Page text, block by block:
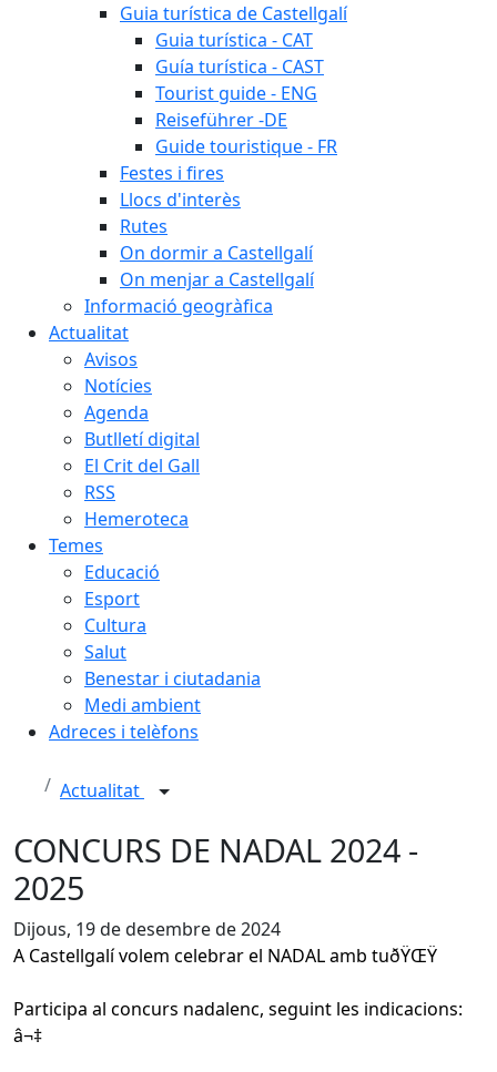
Guia turística de Castellgalí
Guia turística - CAT
Guía turística - CAST
Tourist guide - ENG
Reiseführer -DE
Guide touristique - FR
Festes i fires
Llocs d'interès
Rutes
On dormir a Castellgalí
On menjar a Castellgalí
Informació geogràfica
Actualitat
Avisos
Notícies
Agenda
Butlletí digital
El Crit del Gall
RSS
Hemeroteca
Temes
Educació
Esport
Cultura
Salut
Benestar i ciutadania
Medi ambient
Adreces i telèfons
Actualitat
CONCURS DE NADAL 2024 -
2025
Dijous, 19 de desembre de 2024
A Castellgalí volem celebrar el NADAL amb tuðŸŒŸ
Participa al concurs nadalenc, seguint les indicacions:
â¬‡